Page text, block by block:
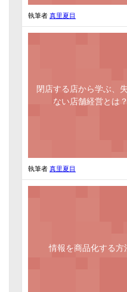
執筆者 真里夏目
閉店する店から学ぶ、
ない店舗経営とは？
執筆者 真里夏目
情報を商品化する方